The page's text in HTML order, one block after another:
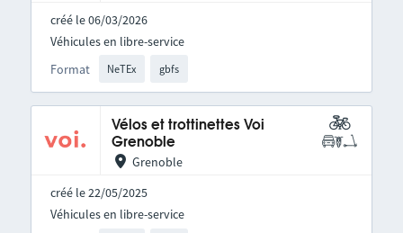
créé le 06/03/2026
Format NeTEx gbfs
Véhicules en libre-service
Vélos et trottinettes Voi
Grenoble
Grenoble
créé le 22/05/2025
Véhicules en libre-service